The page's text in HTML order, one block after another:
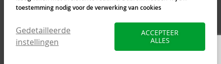
toestemming nodig voor de verwerking van cookies
Gedetailleerde
instellingen
ACCEPTEER
ALLES